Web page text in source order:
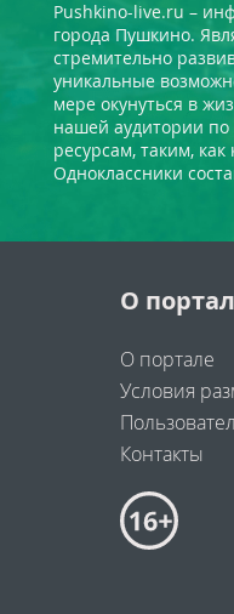
Pushkino-live.ru –
города Пушкино.
стремительно
уникальные
мере окунуться в
нашей аудитории
ресурсам, таким,
Одноклассники
О
О портале
Условия
Контакты